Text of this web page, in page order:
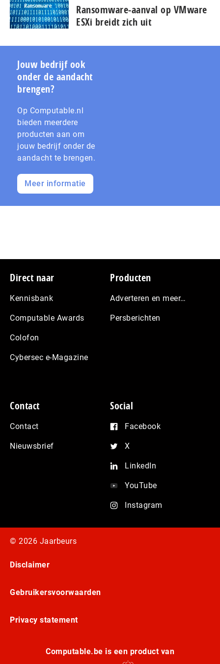
Ransomware-aanval op VMware
ESXi breidt zich uit
Jouw bedrijf ook
onder de aandacht
brengen?
Op Computable.nl
bieden meerdere
producten aan om
jouw bedrijf onder de
aandacht te brengen.
Meer informatie
Footer
Direct naar
Kennisbank
Computable Awards
Colofon
Cybersec e-Magazine
Producten
Adverteren en meer…
Persberichten
Contact
Contact
Nieuwsbrief
Social
Facebook
X
LinkedIn
YouTube
Instagram
© 2026 Jaarbeurs
Disclaimer
Gebruikersvoorwaarden
Privacy statement
Computable.be is een product van